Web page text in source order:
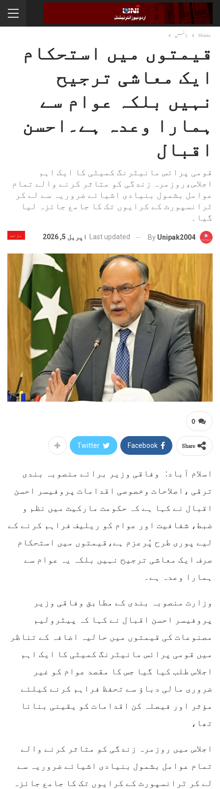
Home بزنس
قیمتوں میں استحکام
ایک معاشی ترجیح
نہیں بلکہ عوام سے
ہمارا وعدہ ہے۔احسن
اقبال
قومی پرائس مانیٹرنگ کمیٹی کا ایک اہم
اجلاس،روزمرہ زندگی کو متاثر کرنے والے تمام
عوامل بشمول بنیادی اشیائے ضروریہ سے لے کر
ٹرانسپورٹ کے کرایوں تک کا جامع جائزہ لیا
گیا۔
بزنس By Unipak2004
Last updated اپریل 5, 2026
0
Share
Facebook
Twitter
اسلام آباد: وفاقی وزیر برائے منصوبہ بندی
ترقی ،اصلاحات وخصوصی اقدامات پروفیسر احسن
اقبال نے کہا ہے کہ حکومت مارکیٹ میں نظم و
ضبط، شفافیت اور عوام کو ریلیف فراہم کرنے کے
لیے پوری طرح پُرعزم ہے،قیمتوں میں استحکام
صرف ایک معاشی ترجیح نہیں بلکہ یہ عوام سے
ہمارا وعدہ ہے۔
وزارت منصوبہ بندی کے مطابق وفاقی وزیر
پروفیسر احسن اقبال نے کہا کہ پیٹرولیم
مصنوعات کی قیمتوں میں حالیہ اضافہ کے تناظر
میں قومی پرائس مانیٹرنگ کمیٹی کا ایک اہم
اجلاس طلب کیا گیا جس کا مقصد عوام کو غیر
ضروری مالی دباؤ سے تحفظ فراہم کرنے کیلئے
مؤثر اور فیصلہ کن اقدامات کو یقینی بنانا
تھا،
اجلاس میں روزمرہ زندگی کو متاثر کرنے والے
تمام عوامل بشمول بنیادی اشیائے ضروریہ سے
لے کر ٹرانسپورٹ کے کرایوں تک کا جامع جائزہ